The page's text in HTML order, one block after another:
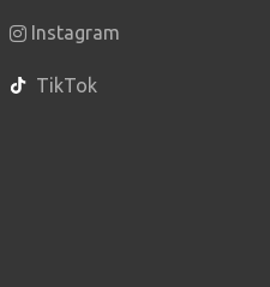
Instagram
TikTok